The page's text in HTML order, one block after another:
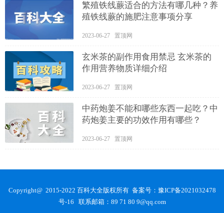
繁殖铁线蕨适合的方法有哪几种？养
殖铁线蕨的施肥注意事项分享
2023-06-27 置顶网
玄米茶的副作用食用禁忌 玄米茶的
作用营养物质详细介绍
2023-06-27 置顶网
中药炮姜不能和哪些东西一起吃？中
药炮姜主要的功效作用有哪些？
2023-06-27 置顶网
Copyright@ 2015-2022 百科大全版权所有 备案号： 豫ICP备2021032478
号-16 联系邮箱：89 71 80 9@qq.com